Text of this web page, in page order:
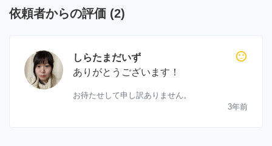
依頼者からの評価 (2)
sentiment_neutral
しらたまだいず
ありがとうございます！
お待たせして申し訳ありません。
3年前